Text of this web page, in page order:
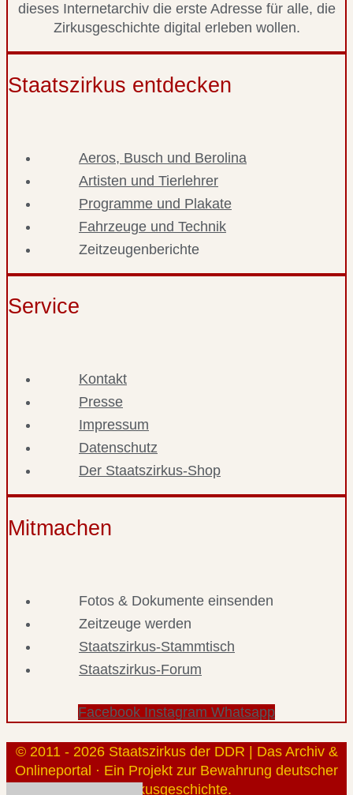
dieses Internetarchiv die erste Adresse für alle, die
Zirkusgeschichte digital erleben wollen.
Staatszirkus entdecken
Aeros, Busch und Berolina
Artisten und Tierlehrer
Programme und Plakate
Fahrzeuge und Technik
Zeitzeugenberichte
Service
Kontakt
Presse
Impressum
Datenschutz
Der Staatszirkus-Shop
Mitmachen
Fotos & Dokumente einsenden
Zeitzeuge werden
Staatszirkus-Stammtisch
Staatszirkus-Forum
Facebook Instagram Whatsapp
© 2011 - 2026 Staatszirkus der DDR | Das Archiv &
Onlineportal · Ein Projekt zur Bewahrung deutscher
Zirkusgeschichte.